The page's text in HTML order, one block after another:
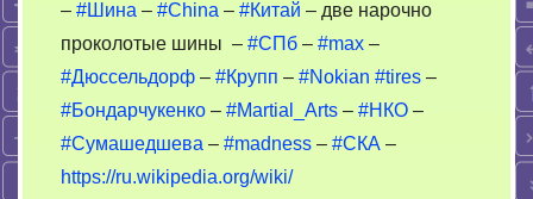
– #Шина – #China – #Китай – две нарочно
проколотые шины – #СПб – #max –
#Дюссельдорф – #Крупп – #Nokian #tires –
#Бондарчукенко – #Martial_Arts – #НКО –
#Cумашедшева – #madness – #СКА –
https://ru.wikipedia.org/wiki/